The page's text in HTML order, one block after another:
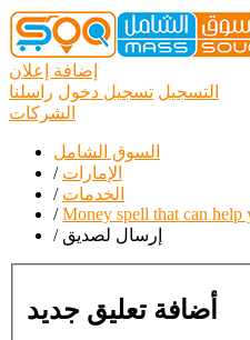
إضافة إعلان
التسجيل تسجيل دخول راسلنا
الشركات
السوق الشامل
/ الإمارات
/ الخدمات
/Money spell that can help
/ إرسال لصديق
أضافة تعليق جديد